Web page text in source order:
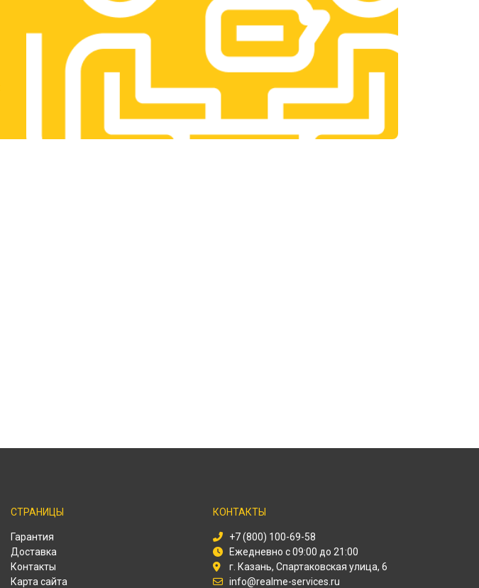
СТРАНИЦЫ
Гарантия
Доставка
Контакты
Карта сайта
КОНТАКТЫ
+7 (800) 100-69-58
Ежедневно с 09:00 до 21:00
г. Казань, Спартаковская улица, 6
info@realme-services.ru